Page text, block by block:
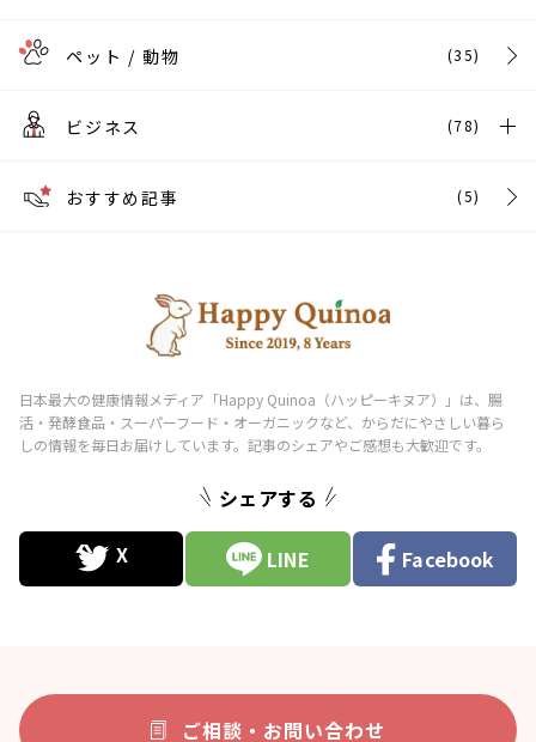
ペット / 動物 (35)
ビジネス (78)
おすすめ記事 (5)
シェアする
LINE Facebook
ご相談・お問い合わせ